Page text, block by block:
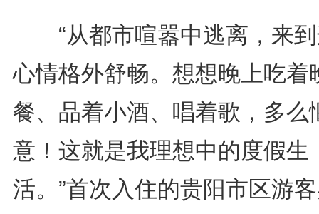
“从都市喧嚣中逃离，来到
心情格外舒畅。想想晚上吃着
餐、品着小酒、唱着歌，多么
意！这就是我理想中的度假生
活。”首次入住的贵阳市区游